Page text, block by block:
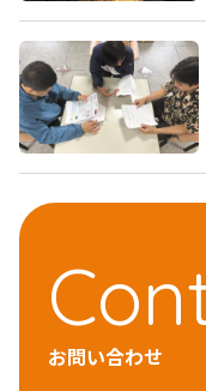
お問い合わせ